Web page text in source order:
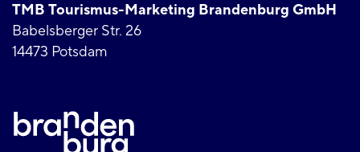
TMB Tourismus-Marketing Brandenburg GmbH
Babelsberger Str. 26
14473 Potsdam